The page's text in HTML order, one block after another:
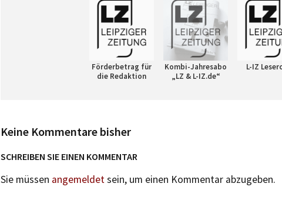
Förderbetrag für
die Redaktion
Kombi-Jahresabo
„LZ & L-IZ.de“
L-IZ
Keine Kommentare bisher
SCHREIBEN SIE EINEN KOMMENTAR
Sie müssen angemeldetsein, um einen Kommentar abzugeben.